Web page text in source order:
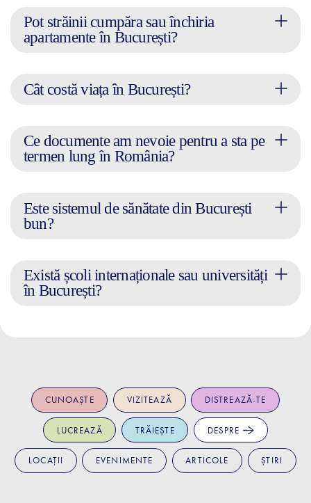
Pot străinii cumpăra sau închiria
apartamente în București?
Cât costă viața în București?
Ce documente am nevoie pentru a sta pe
termen lung în România?
Este sistemul de sănătate din București
bun?
Există școli internaționale sau universități
în București?
CUNOAȘTE VIZITEAZĂ DISTREAZĂ-TE
LUCREAZĂ TRĂIEȘTE DESPRE
LOCAȚII EVENIMENTE ARTICOLE ȘTIRI